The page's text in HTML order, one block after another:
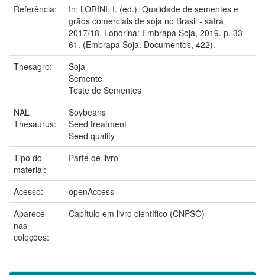
Referência:
In: LORINI, I. (ed.). Qualidade de sementes e
grãos comerciais de soja no Brasil - safra
2017/18. Londrina: Embrapa Soja, 2019. p. 33-
61. (Embrapa Soja. Documentos, 422).
Thesagro:
Soja
Semente
Teste de Sementes
NAL
Thesaurus:
Soybeans
Seed treatment
Seed quality
Tipo do
material:
Parte de livro
Acesso:
openAccess
Aparece
nas
coleções:
Capítulo em livro científico (CNPSO)